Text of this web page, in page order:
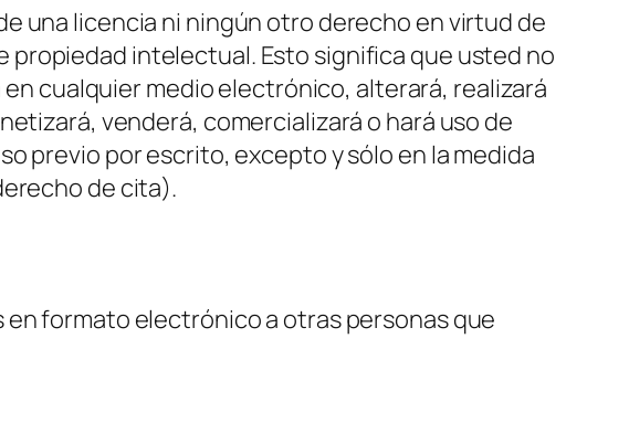
una licencia ni ningún otro derecho en virtud de
intelectual. Esto significa que usted no
cualquier medio electrónico, alterará, realizará
venderá, comercializará o hará uso de
previo por escrito, excepto y sólo en la medida
de cita).
formato electrónico a otras personas que